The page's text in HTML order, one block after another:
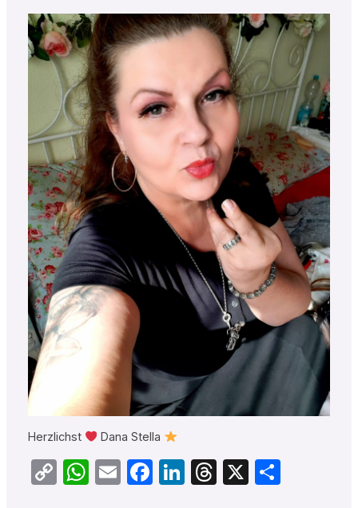
Herzlichst Dana Stella
CopyWhatsApp
EmailFacebook
LinkedIn
Threads
X Teilen